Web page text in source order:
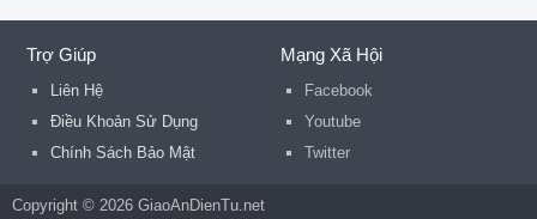
Trợ Giúp
Liên Hệ
Điều Khoản Sử Dụng
Chính Sách Bảo Mật
Mạng Xã Hội
Facebook
Youtube
Twitter
Copyright © 2026 GiaoAnDienTu.net